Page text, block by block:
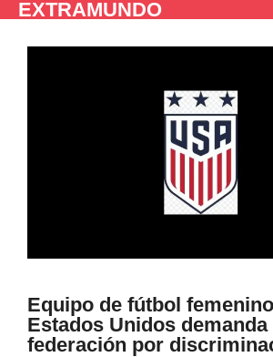
SaltarEXTRAMUNDO
Equipo de fútbol
Estados Unidos demanda
federación por